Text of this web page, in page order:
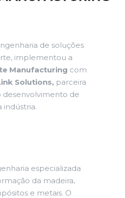
de soluções
implementou a
Manufacturing com
Solutions, parceira
desenvolvimento de
indústria.
especializada
da madeira,
e metais. O